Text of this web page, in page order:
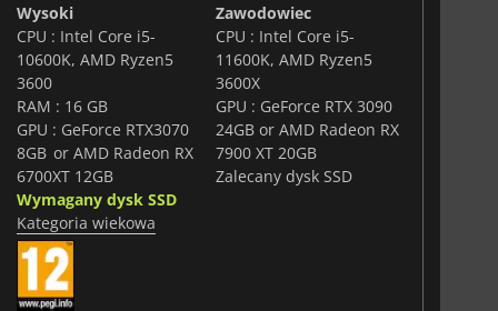
Wysoki
CPU : Intel Core i5-
10600K, AMD Ryzen5
3600
RAM : 16 GB
GPU : GeForce RTX3070
8GB or AMD Radeon RX
6700XT 12GB
Wymagany dysk SSD
Zawodowiec
CPU : Intel Core i5-
11600K, AMD Ryzen5
3600X
GPU : GeForce RTX 3090
24GB or AMD Radeon RX
7900 XT 20GB
Zalecany dysk SSD
Kategoria wiekowa